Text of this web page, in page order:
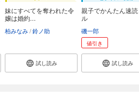
妹にすべてを奪われた令
嬢は婚約...
柏みなみ 鈴ノ助
試し読み
親子でかんたん速
ル
磯一郎
値引き
試し読み